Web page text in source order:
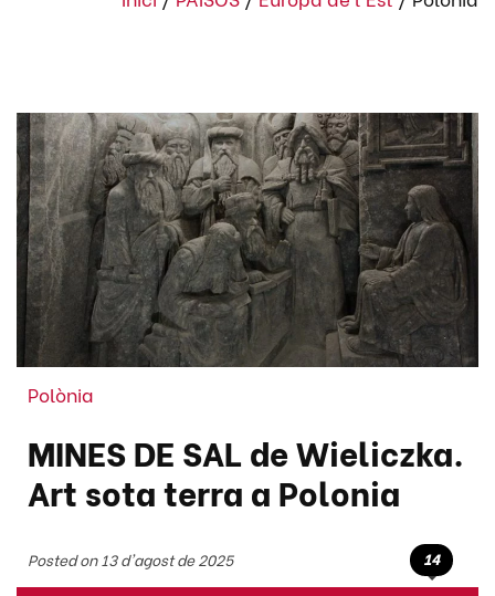
Polònia
MINES DE SAL de Wieliczka.
Art sota terra a Polonia
Posted on 13 d'agost de 2025 14